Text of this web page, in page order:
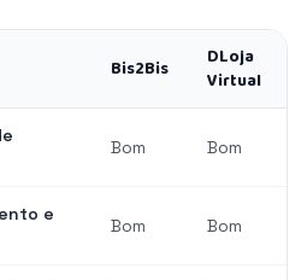
Bis2Bis
DLoja
Virtual
Bom Bom
e
Bom Bom